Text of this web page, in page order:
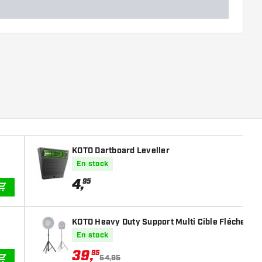
AJOUTER AU PANIER
KOTO Dartboard Leveller
En stock
4,95
KOTO Heavy Duty Support Multi Cible Fléchettes
En stock
39,95
54,95